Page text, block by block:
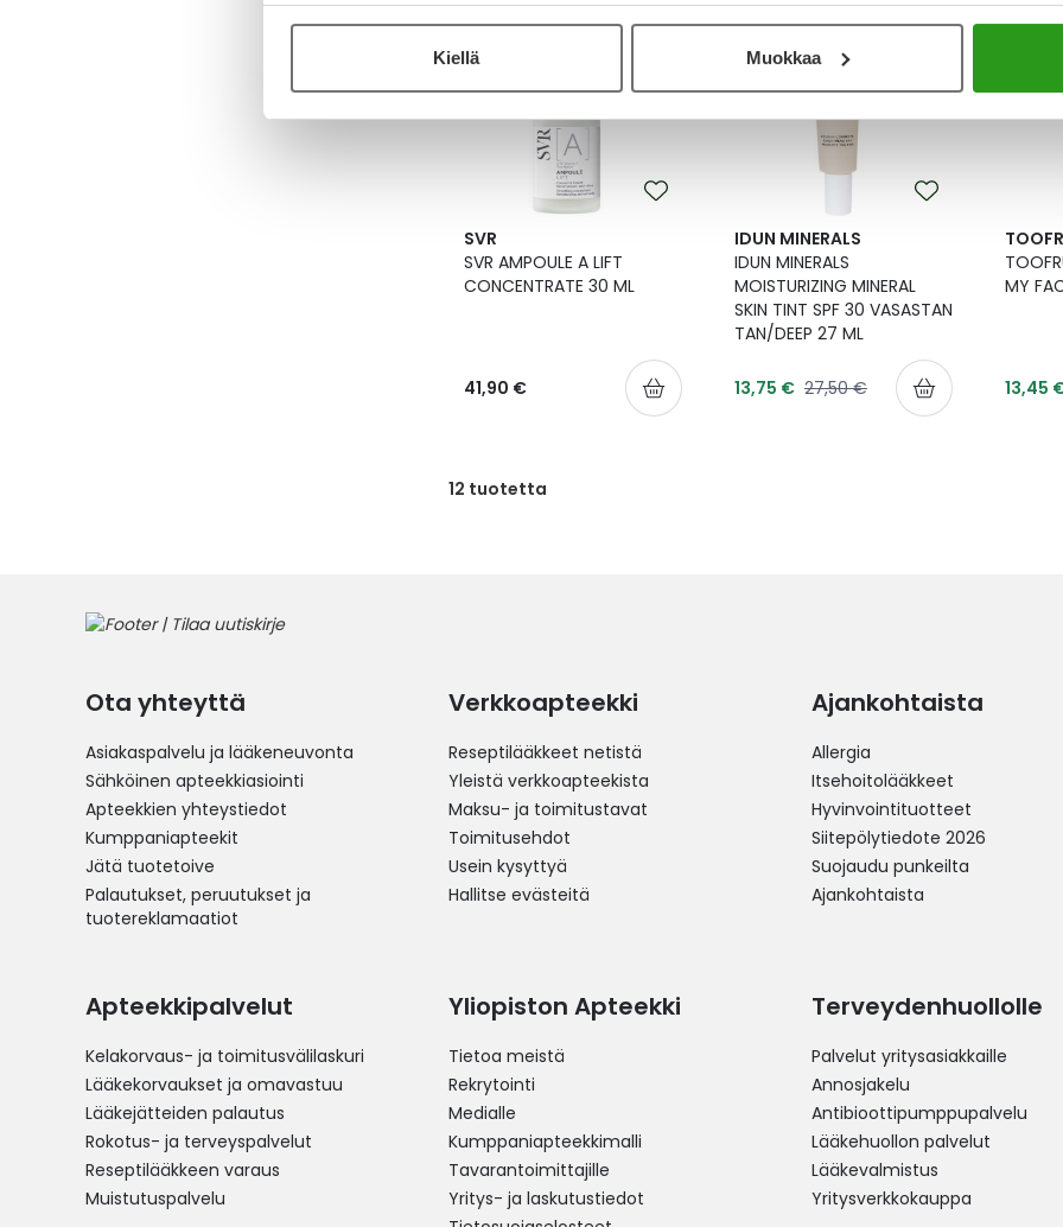
Kiellä Muokkaa
SVR
SVR AMPOULE A LIFT
CONCENTRATE 30 ML
41,90 €
-50 % vain ya.fi
IDUN MINERALS
IDUN MINERALS
MOISTURIZING MINERAL
SKIN TINT SPF 30 VASASTAN
TAN/DEEP 27 ML
Tarjoushinta
13,75 € Normaalihinta
27,50 €
-50 %
MY
13,45
12 tuotetta
Ota yhteyttä
Asiakaspalvelu ja lääkeneuvonta
Sähköinen apteekkiasiointi
Apteekkien yhteystiedot
Kumppaniapteekit
Jätä tuotetoive
Palautukset, peruutukset ja
tuotereklamaatiot
Verkkoapteekki
Reseptilääkkeet netistä
Yleistä verkkoapteekista
Maksu- ja toimitustavat
Toimitusehdot
Usein kysyttyä
Hallitse evästeitä
Ajankohtaista
Allergia
Itsehoitolääkkeet
Hyvinvointituotteet
Siitepölytiedote 2026
Suojaudu punkeilta
Ajankohtaista
Apteekkipalvelut
Kelakorvaus- ja toimitusvälilaskuri
Lääkekorvaukset ja omavastuu
Lääkejätteiden palautus
Rokotus- ja terveyspalvelut
Reseptilääkkeen varaus
Muistutuspalvelu
Yliopiston Apteekki
Tietoa meistä
Rekrytointi
Medialle
Kumppaniapteekkimalli
Tavarantoimittajille
Yritys- ja laskutustiedot
Terveydenhuollolle
Palvelut yritysasiakkaille
Annosjakelu
Antibioottipumppupalvelu
Lääkehuollon palvelut
Lääkevalmistus
Yritysverkkokauppa